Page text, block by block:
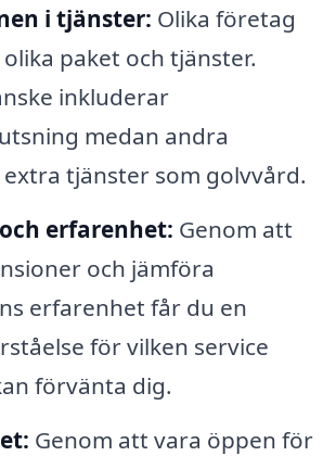
i tjänster: Olika företag
paket och tjänster.
inkluderar
medan andra
tjänster som golvvård.
erfarenhet: Genom att
och jämföra
erfarenhet får du en
för vilken service
förvänta dig.
Genom att vara öppen för